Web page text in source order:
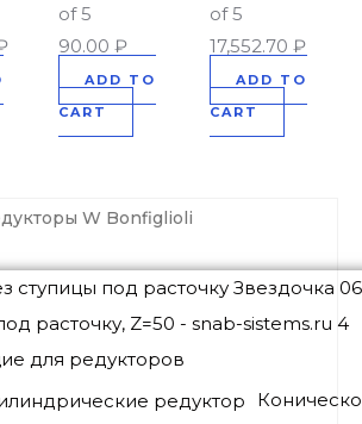
для редукторов
of 5
90.00 ₽
ADD TO
CART
of 5
17,552.70₽
ADD TO
CART